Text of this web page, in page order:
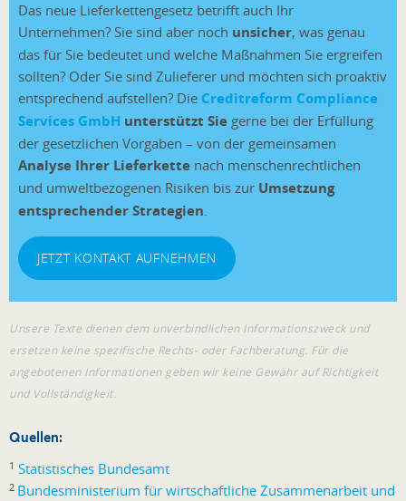
Das neue Lieferkettengesetz betrifft auch Ihr
Unternehmen? Sie sind aber noch unsicher, was genau
das für Sie bedeutet und welche Maßnahmen Sie ergreifen
sollten? Oder Sie sind Zulieferer und möchten sich proaktiv
entsprechend aufstellen? Die Creditreform Compliance
Services GmbH unterstützt Sie gerne bei der Erfüllung
der gesetzlichen Vorgaben – von der gemeinsamen
Analyse Ihrer Lieferkette nach menschenrechtlichen
und umweltbezogenen Risiken bis zur Umsetzung
entsprechender Strategien.
JETZT KONTAKT AUFNEHMEN
Unsere Texte dienen dem unverbindlichen Informationszweck und
ersetzen keine spezifische Rechts- oder Fachberatung. Für die
angebotenen Informationen geben wir keine Gewähr auf Richtigkeit
und Vollständigkeit.
Quellen:
1 Statistisches Bundesamt
2 Bundesministerium für wirtschaftliche Zusammenarbeit und